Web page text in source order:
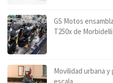
GS Motos
T250x de Morbidelli
Movilidad urbana
escala